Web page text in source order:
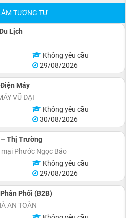
TƯƠNG TỰ
Lịch
Không yêu cầu
29/08/2026
Máy
VŨ ĐẠI
Không yêu cầu
30/08/2026
– Thị Trường
Phước Ngọc Bảo
Không yêu cầu
29/08/2026
Phối (B2B)
AN TOÀN